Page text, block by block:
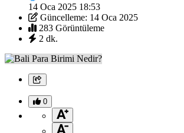
14 Oca 2025 18:53
Güncelleme: 14 Oca 2025
283 Görüntüleme
2 dk.
0